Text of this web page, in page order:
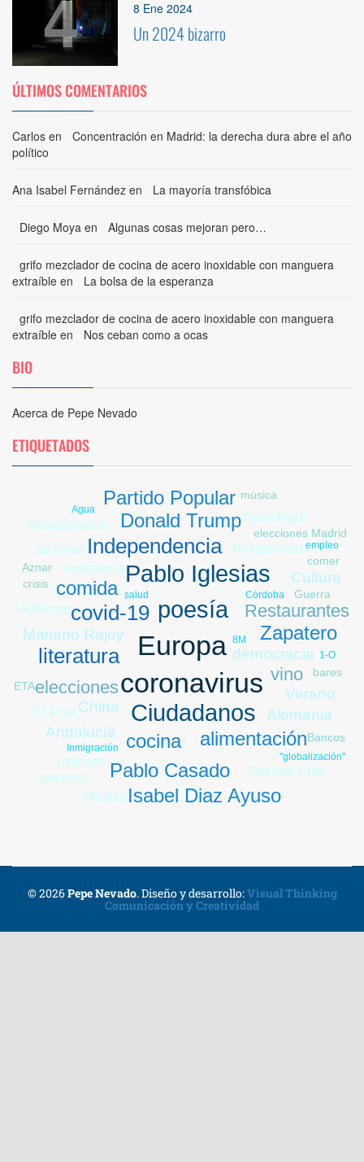
4 8 Ene 2024
Un 2024 bizarro
ÚLTIMOS COMENTARIOS
Carlos en
Concentración en Madrid: la derecha dura abre el año
político
Ana Isabel Fernández en La mayoría transfóbica
Diego Moya en Algunas cosas mejoran pero…
grifo mezclador de cocina de acero inoxidable con manguera
extraíble en La bolsa de la esperanza
grifo mezclador de cocina de acero inoxidable con manguera
extraíble en Nos ceban como a ocas
BIO
Acerca de Pepe Nevado
ETIQUETADOS
Europa
coronavirus
poesía
Ciudadanos
Pablo Iglesias
covid-19
literatura
Independencia
Zapatero
alimentación
cocina
Donald Trump
Pablo Casado
comida
Isabel Diaz Ayuso
Partido Popular
elecciones
Restaurantes
vino
Mariano Rajoy
Andalucía
Cultura
democracia
China
Verano
Alemania
Puigdemont
tecnología
hostelería
internet
El País
Restauración
Susana Díaz
turismo
Gobierno
Merkel
poemas
bares
crisis
Guerra
Aznar
elecciones Madrid
ETA
música
Bancos
comer
"globalización"
Córdoba
empleo
Inmigración
salud
1-O
8M
Agua
© 2026Pepe Nevado.Diseño y desarrollo:Visual Thinking
Comunicación y Creatividad